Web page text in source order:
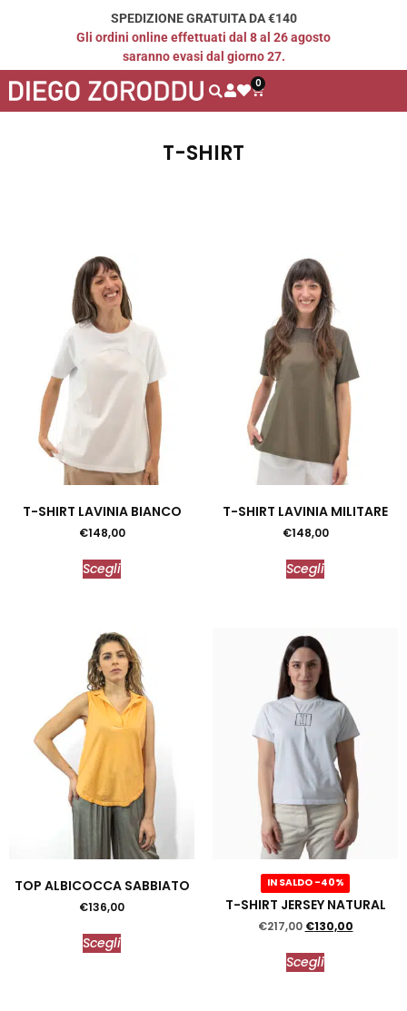
SPEDIZIONE GRATUITA DA €140
Gli ordini online effettuati dal 8 al 26 agosto
saranno evasi dal giorno 27.
0
T-SHIRT
T-SHIRT LAVINIA BIANCO
€148,00
Scegli
T-SHIRT LAVINIA MILITARE
€148,00
Scegli
TOP ALBICOCCA SABBIATO
€136,00
Scegli
IN SALDO -40%
T-SHIRT JERSEY NATURAL
€217,00 €130,00
Scegli